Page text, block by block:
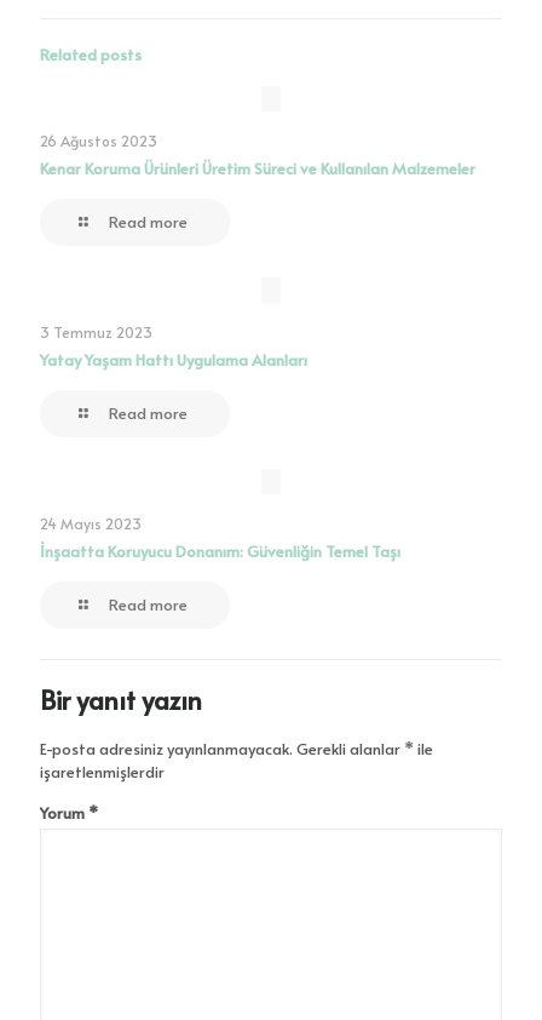
Related posts
26 Ağustos 2023
Kenar Koruma Ürünleri Üretim Süreci ve Kullanılan Malzemeler
Read more
3 Temmuz 2023
Yatay Yaşam Hattı Uygulama Alanları
Read more
24 Mayıs 2023
İnşaatta Koruyucu Donanım: Güvenliğin Temel Taşı
Read more
Bir yanıt yazın
E-posta adresiniz yayınlanmayacak. Gerekli alanlar * ile
işaretlenmişlerdir
Yorum *